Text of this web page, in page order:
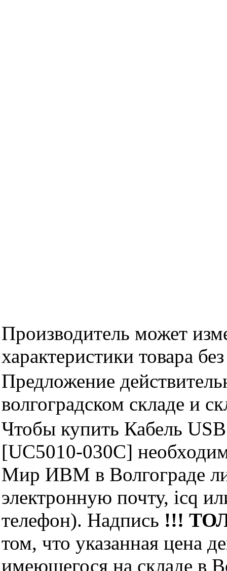
Производитель может
характеристики товара
Предложение
волгоградском складе и
Чтобы купить Кабель
[UC5010-030C]
Мир ИВМ в Волгограде
электронную почту, icq
телефон). Надпись !!!
том, что указанная цена
имеющегося на складе в